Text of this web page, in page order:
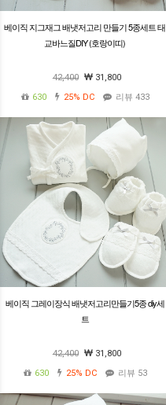
베이직 지그재그 배냇저고리 만들기 5종세트 태
교바느질DIY (호랑이띠)
42,400
31,800
630
25% DC 리뷰 433
베이직 그레이장식 배냇저고리만들기5종 diy세
트
42,400
31,800
630
25% DC 리뷰 53